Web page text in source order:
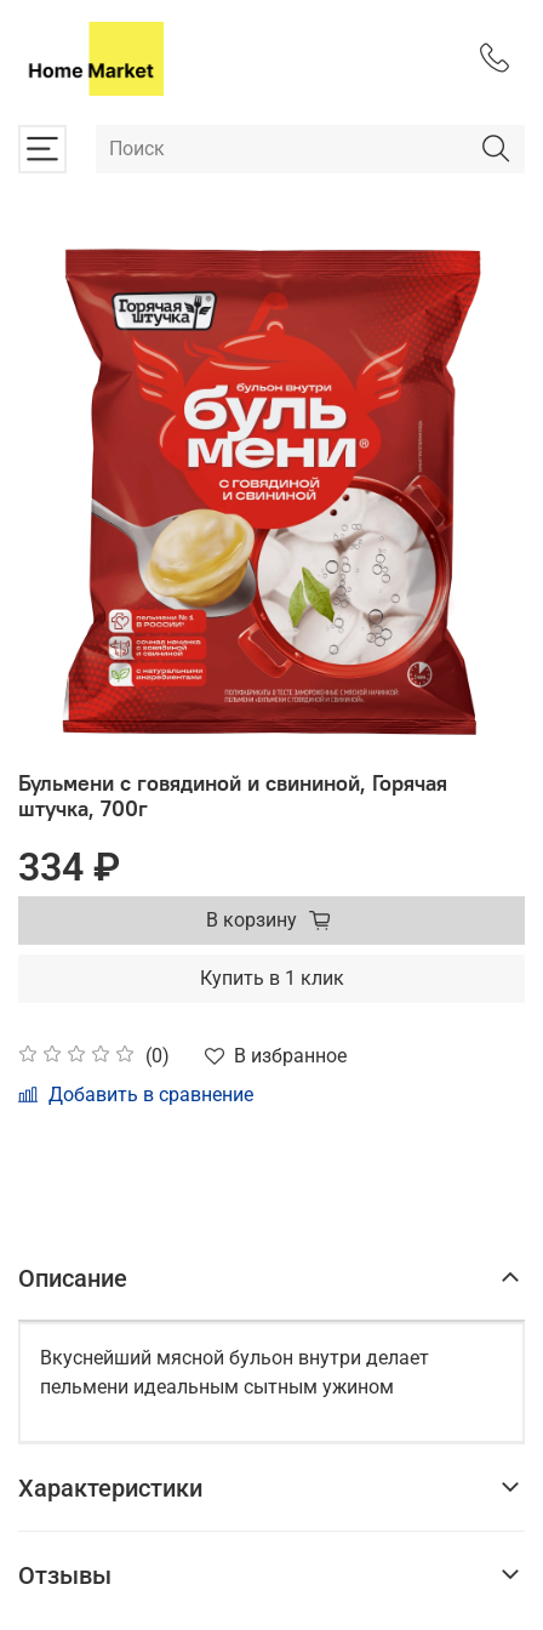
Бульмени с говядиной и свининой, Горячая
штучка, 700г
(0)
В избранное
Добавить в сравнение
334 ₽
В корзину
Купить в 1 клик
Описание
Вкуснейший мясной бульон внутри делает
пельмени идеальным сытным ужином
Характеристики
Отзывы